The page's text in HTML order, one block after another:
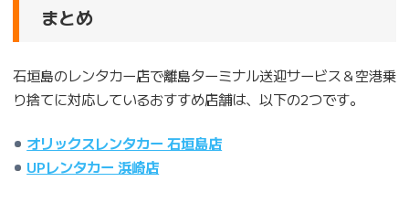
まとめ
石垣島のレンタカー店で離島ターミナル送迎サービス＆空港乗
り捨てに対応しているおすすめ店舗は、以下の2つです。
オリックスレンタカー 石垣島店
UPレンタカー 浜崎店